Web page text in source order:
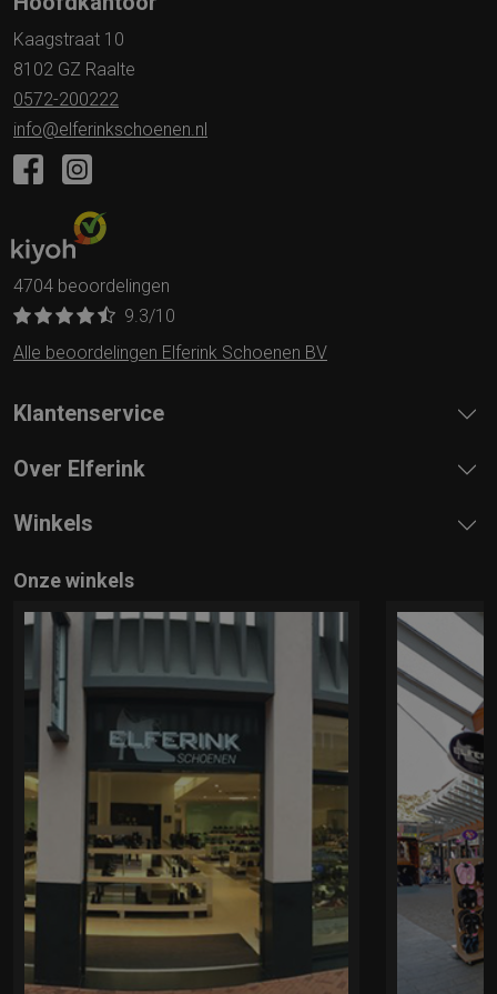
Kaagstraat 10
8102 GZ Raalte
0572-200222
info@elferinkschoenen.nl
4704 beoordelingen
9.3/10
Alle beoordelingen Elferink Schoenen BV
Klantenservice
Over Elferink
Winkels
Onze winkels